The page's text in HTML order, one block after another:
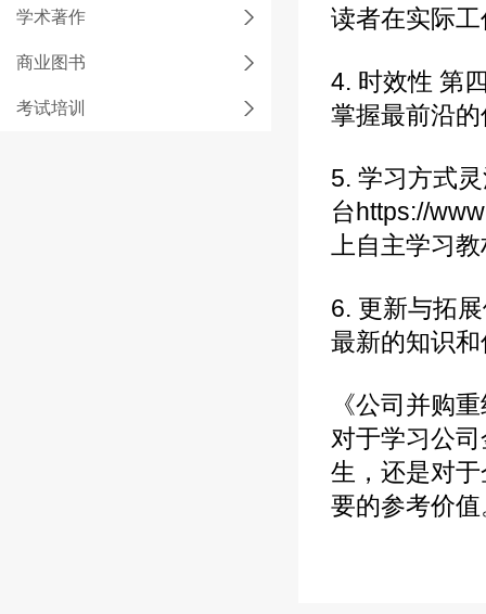
学术著作
商业图书
考试培训
读者在实际
4. 时效性 第
掌握最前沿
5. 学习方式
台https://
上自主学习
6. 更新与拓
最新的知识
《公司并购
对于学习公
生，还是对
要的参考价值